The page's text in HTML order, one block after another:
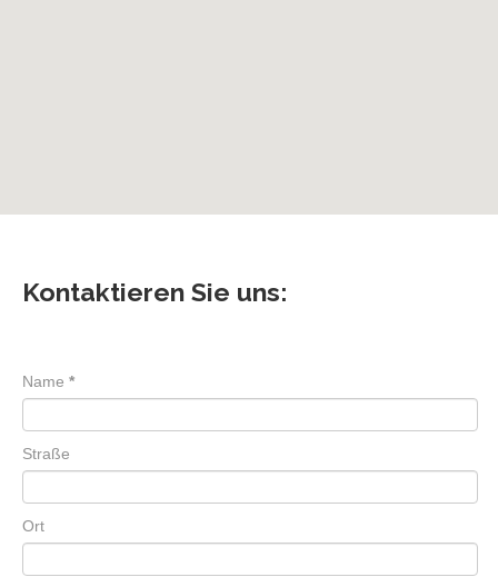
Kontaktieren Sie uns:
Name *
Straße
Ort